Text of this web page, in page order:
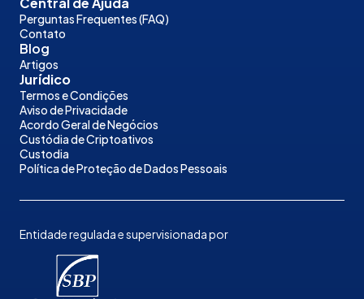
Perguntas Frequentes (FAQ)
Contato
Blog
Artigos
Jurídico
Termos e Condições
Aviso de Privacidade
Acordo Geral de Negócios
Custódia de Criptoativos
Custodia
Política de Proteção de Dados Pessoais
Entidade regulada e supervisionada por